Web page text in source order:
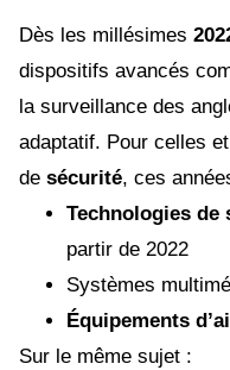
Dès les millésimes
dispositifs avancés
la surveillance des
adaptatif. Pour celles
de sécurité, ces
Technologies de
partir de 2022
Systèmes
Équipements
Sur le même sujet :